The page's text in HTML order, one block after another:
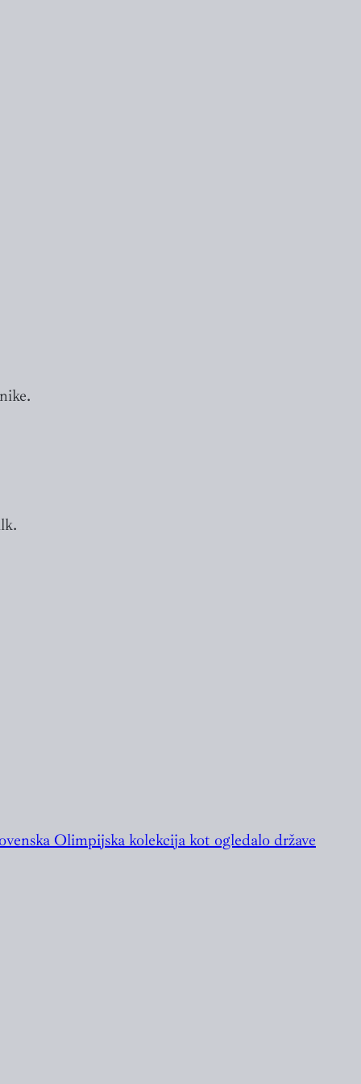
Olimpijska kolekcija kot ogledalo države